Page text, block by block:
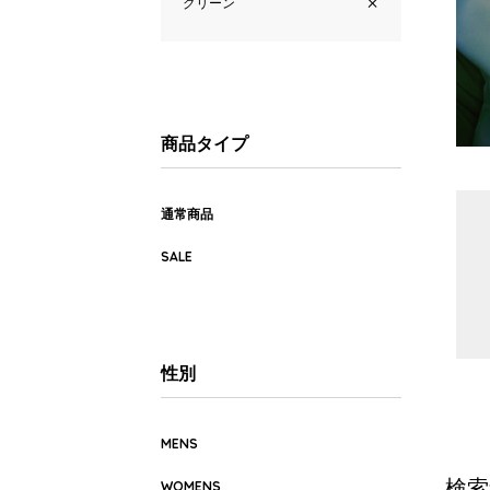
商品タイプ
通常商品
SALE
性別
MENS
WOMENS